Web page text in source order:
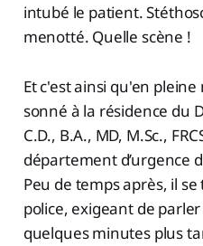
intubé le patient.
menotté. Quelle scène !
Et c'est ainsi qu'en
sonné à la résidence du
C.D., B.A., MD, M.Sc.,
département d’urgence
Peu de temps après, il
police, exigeant de
quelques minutes plus